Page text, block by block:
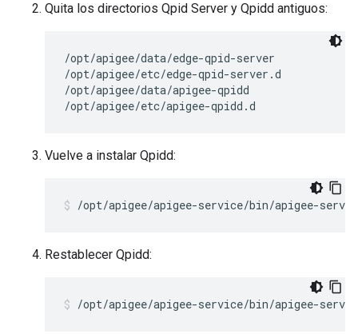
Quita los directorios Qpid Server y Qpidd antiguos:
/opt/apigee/data/edge-qpid-server
/opt/apigee/etc/edge-qpid-server.d
/opt/apigee/data/apigee-qpidd
/opt/apigee/etc/apigee-qpidd.d
Vuelve a instalar Qpidd:
/opt/apigee/apigee-service/bin/apigee-
Restablecer Qpidd:
/opt/apigee/apigee-service/bin/apigee-